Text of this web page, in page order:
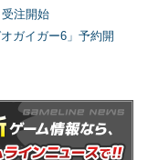
受注開始
ガイガー6」予約開